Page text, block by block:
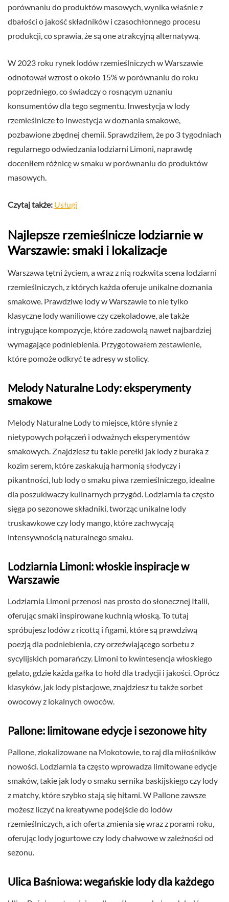
porównaniu do produktów masowych, wynika właśnie z
dbałości o jakość składników i czasochłonnego procesu
produkcji, co sprawia, że są one atrakcyjną alternatywą.
W 2023 roku rynek lodów rzemieślniczych w Warszawie
odnotował wzrost o około 15% w porównaniu do roku
poprzedniego, co świadczy o rosnącym uznaniu
konsumentów dla tego segmentu. Inwestycja w lody
rzemieślnicze to inwestycja w doznania smakowe,
pozbawione zbędnej chemii. Sprawdziłem, że po 3 tygodniach
regularnego odwiedzania lodziarni Limoni, naprawdę
doceniłem różnicę w smaku w porównaniu do produktów
masowych.
Czytaj także: Usługi
Najlepsze rzemieślnicze lodziarnie w
Warszawie: smaki i lokalizacje
Warszawa tętni życiem, a wraz z nią rozkwita scena lodziarni
rzemieślniczych, z których każda oferuje unikalne doznania
smakowe. Prawdziwe lody w Warszawie to nie tylko
klasyczne lody waniliowe czy czekoladowe, ale także
intrygujące kompozycje, które zadowolą nawet najbardziej
wymagające podniebienia. Przygotowałem zestawienie,
które pomoże odkryć te adresy w stolicy.
Melody Naturalne Lody: eksperymenty
smakowe
Melody Naturalne Lody to miejsce, które słynie z
nietypowych połączeń i odważnych eksperymentów
smakowych. Znajdziesz tu takie perełki jak lody z buraka z
kozim serem, które zaskakują harmonią słodyczy i
pikantności, lub lody o smaku piwa rzemieślniczego, idealne
dla poszukiwaczy kulinarnych przygód. Lodziarnia ta często
sięga po sezonowe składniki, tworząc unikalne lody
truskawkowe czy lody mango, które zachwycają
intensywnością naturalnego smaku.
Lodziarnia Limoni: włoskie inspiracje w
Warszawie
Lodziarnia Limoni przenosi nas prosto do słonecznej Italii,
oferując smaki inspirowane kuchnią włoską. To tutaj
spróbujesz lodów z ricottą i figami, które są prawdziwą
poezją dla podniebienia, czy orzeźwiającego sorbetu z
sycylijskich pomarańczy. Limoni to kwintesencja włoskiego
gelato, gdzie każda gałka to hołd dla tradycji i jakości. Oprócz
klasyków, jak lody pistacjowe, znajdziesz tu także sorbet
owocowy z lokalnych owoców.
Pallone: limitowane edycje i sezonowe hity
Pallone, zlokalizowane na Mokotowie, to raj dla miłośników
nowości. Lodziarnia ta często wprowadza limitowane edycje
smaków, takie jak lody o smaku sernika baskijskiego czy lody
z matchy, które szybko stają się hitami. W Pallone zawsze
możesz liczyć na kreatywne podejście do lodów
rzemieślniczych, a ich oferta zmienia się wraz z porami roku,
oferując lody jogurtowe czy lody chałwowe w zależności od
sezonu.
Ulica Baśniowa: wegańskie lody dla każdego